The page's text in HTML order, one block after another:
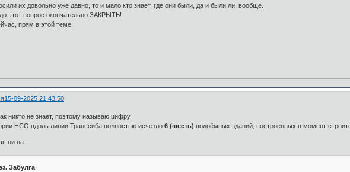
их довольно уже давно, то и мало кто знает, где они были, да и были ли, вообще.
этот вопрос окончательно ЗАКРЫТЬ!
прям в этой теме.
15-09-2025 21:43:50
никто не знает, поэтому называю цифру.
НСО вдоль линии Транссиба полностью исчезло6 (шесть) водоёмных зданий, построенных в момент
на:
Забулга